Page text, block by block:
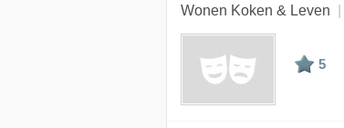
Wonen Koken & Leven
5